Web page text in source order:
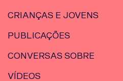
CRIANÇAS E JOVENS
PUBLICAÇÕES
CONVERSAS SOBRE
VÍDEOS